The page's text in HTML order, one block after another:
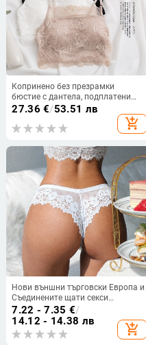
Копринено без презрамки
бюстие с дантела, подплатени
чашки, чашки с тънък формован
контур, френски стил, открит гръб
27.36 €/53.51 лв
add_shopping_cart
Нови външни търговски Европа и
Съединените щати секси
дантелени прашки прозрачно
бельо за жени чисто желание
кухи плюс размер безшевни
тениски
7.22 - 7.35 €/
14.12 - 14.38 лв
add_shopping_cart